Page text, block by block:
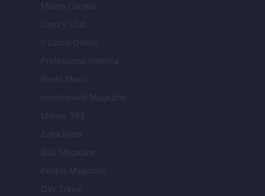
Milano Cortina
Luxury Club
Il Calcio Online
Professione mamma
World Music
Investimenti Magazine
Money 365
Zona Nerd
B2B Magazine
People Magazine
Day Travel